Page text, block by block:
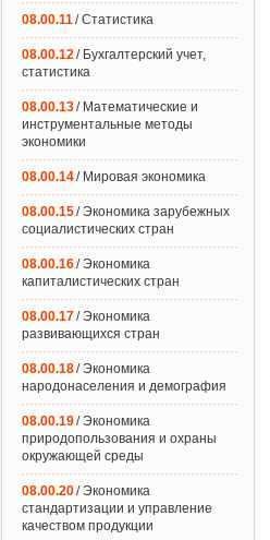
08.00.11/ Статистика
08.00.12/ Бухгалтерский учет,
статистика
08.00.13/ Математические и
инструментальные методы
экономики
08.00.14/ Мировая экономика
08.00.15/ Экономика зарубежных
социалистических стран
08.00.16/ Экономика
капиталистических стран
08.00.17/ Экономика
развивающихся стран
08.00.18/ Экономика
народонаселения и демография
08.00.19/ Экономика
природопользования и охраны
окружающей среды
08.00.20/ Экономика
стандартизации и управление
качеством продукции